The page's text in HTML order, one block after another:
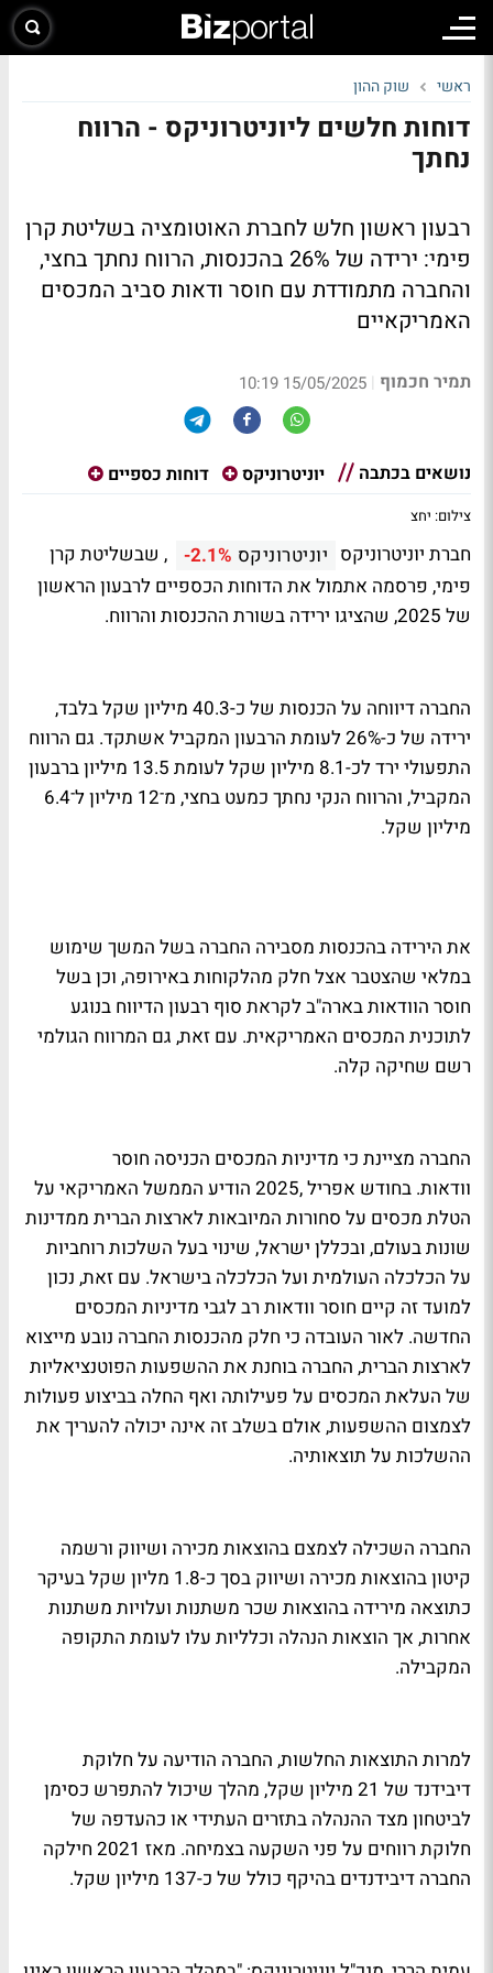
ראשי שוק ההון
דוחות חלשים ליוניטרוניקס - הרווח
נחתך
רבעון ראשון חלש לחברת האוטומציה בשליטת קרן
פימי: ירידה של 26% בהכנסות, הרווח נחתך בחצי,
והחברה מתמודדת עם חוסר ודאות סביב המכסים
האמריקאיים
תמיר חכמוף |
15/05/2025 10:19
נושאים בכתבה יוניטרוניקס דוחות כספיים
צילום: יחצ
חברת יוניטרוניקס יוניטרוניקס -2.1% , שבשליטת קרן
פימי, פרסמה אתמול את הדוחות הכספיים לרבעון הראשון
של 2025, שהציגו ירידה בשורת ההכנסות והרווח.
החברה דיווחה על הכנסות של כ-40.3 מיליון שקל בלבד,
ירידה של כ-26% לעומת הרבעון המקביל אשתקד. גם הרווח
התפעולי ירד לכ-8.1 מיליון שקל לעומת 13.5 מיליון ברבעון
המקביל, והרווח הנקי נחתך כמעט בחצי, מ־12 מיליון ל־6.4
מיליון שקל.
את הירידה בהכנסות מסבירה החברה בשל המשך שימוש
במלאי שהצטבר אצל חלק מהלקוחות באירופה, וכן בשל
חוסר הוודאות בארה"ב לקראת סוף רבעון הדיווח בנוגע
לתוכנית המכסים האמריקאית. עם זאת, גם המרווח הגולמי
רשם שחיקה קלה.
החברה מציינת כי מדיניות המכסים הכניסה חוסר
וודאות. בחודש אפריל ,2025 הודיע הממשל האמריקאי על
הטלת מכסים על סחורות המיובאות לארצות הברית ממדינות
שונות בעולם, ובכללן ישראל, שינוי בעל השלכות רוחביות
על הכלכלה העולמית ועל הכלכלה בישראל. עם זאת, נכון
למועד זה קיים חוסר וודאות רב לגבי מדיניות המכסים
החדשה. לאור העובדה כי חלק מהכנסות החברה נובע מייצוא
לארצות הברית, החברה בוחנת את ההשפעות הפוטנציאליות
של העלאת המכסים על פעילותה ואף החלה בביצוע פעולות
לצמצום ההשפעות, אולם בשלב זה אינה יכולה להעריך את
ההשלכות על תוצאותיה.
החברה השכילה לצמצם בהוצאות מכירה ושיווק ורשמה
קיטון בהוצאות מכירה ושיווק בסך כ-1.8 מליון שקל בעיקר
כתוצאה מירידה בהוצאות שכר משתנות ועלויות משתנות
אחרות, אך הוצאות הנהלה וכלליות עלו לעומת התקופה
המקבילה.
למרות התוצאות החלשות, החברה הודיעה על חלוקת
דיבידנד של 21 מיליון שקל, מהלך שיכול להתפרש כסימן
לביטחון מצד ההנהלה בתזרים העתידי או כהעדפה של
חלוקת רווחים על פני השקעה בצמיחה. מאז 2021 חילקה
החברה דיבידנדים בהיקף כולל של כ-137 מיליון שקל.